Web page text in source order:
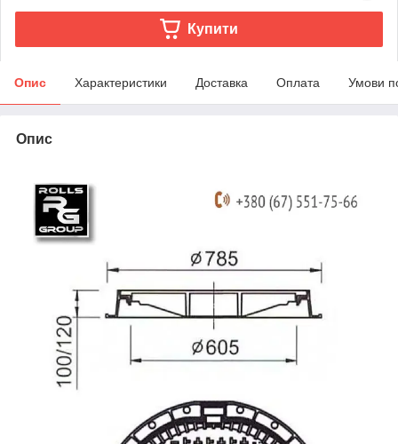
Купити
Опис Характеристики Доставка Оплата Умови
Опис